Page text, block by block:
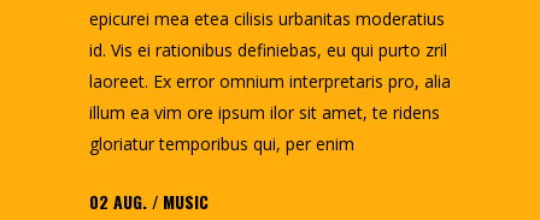
epicurei mea etea cilisis urbanitas moderatius
id. Vis ei rationibus definiebas, eu qui purto zril
laoreet. Ex error omnium interpretaris pro, alia
illum ea vim ore ipsum ilor sit amet, te ridens
gloriatur temporibus qui, per enim
02AUG.
MUSIC